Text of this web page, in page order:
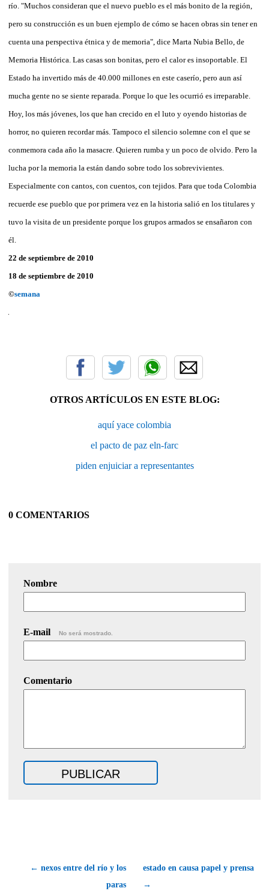
río. "Muchos consideran que el nuevo pueblo es el más bonito de la región,
pero su construcción es un buen ejemplo de cómo se hacen obras sin tener en
cuenta una perspectiva étnica y de memoria", dice Marta Nubia Bello, de
Memoria Histórica. Las casas son bonitas, pero el calor es insoportable. El
Estado ha invertido más de 40.000 millones en este caserío, pero aun así
mucha gente no se siente reparada. Porque lo que les ocurrió es irreparable.
Hoy, los más jóvenes, los que han crecido en el luto y oyendo historias de
horror, no quieren recordar más. Tampoco el silencio solemne con el que se
conmemora cada año la masacre. Quieren rumba y un poco de olvido. Pero la
lucha por la memoria la están dando sobre todo los sobrevivientes.
Especialmente con cantos, con cuentos, con tejidos. Para que toda Colombia
recuerde ese pueblo que por primera vez en la historia salió en los titulares y
tuvo la visita de un presidente porque los grupos armados se ensañaron con
él.
22 de septiembre de 2010
18 de septiembre de 2010
©semana
OTROS ARTÍCULOS EN ESTE BLOG:
aquí yace colombia
el pacto de paz eln-farc
piden enjuiciar a representantes
0 COMENTARIOS
Nombre
E-mail No será mostrado.
Comentario
← nexos entre del río y los
paras
estado en causa papel y prensa
→